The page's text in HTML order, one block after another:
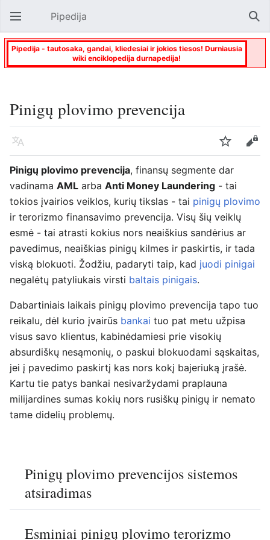
Atverti pagrindinį meniu Pipedija
Pipedija - tautosaka, gandai, kliedesiai ir jokios tiesos! Durniausia
wiki enciklopedija durnapedija!
Pinigų plovimo prevencija
Kalba Stebėti
Keisti
Pinigų plovimo prevencija, finansų segmente dar
vadinama AML arba Anti Money Laundering - tai
tokios įvairios veiklos, kurių tikslas - tai pinigų plovimo
ir terorizmo finansavimo prevencija. Visų šių veiklų
esmė - tai atrasti kokius nors neaiškius sandėrius ar
pavedimus, neaiškias pinigų kilmes ir paskirtis, ir tada
viską blokuoti. Žodžiu, padaryti taip, kad juodi pinigai
negalėtų patyliukais virsti baltais pinigais.
Dabartiniais laikais pinigų plovimo prevencija tapo tuo
reikalu, dėl kurio įvairūs bankai tuo pat metu užpisa
visus savo klientus, kabinėdamiesi prie visokių
absurdiškų nesąmonių, o paskui blokuodami sąskaitas,
jei į pavedimo paskirtį kas nors kokį bajeriuką įrašė.
Kartu tie patys bankai nesivaržydami praplauna
milijardines sumas kokių nors rusiškų pinigų ir nemato
tame didelių problemų.
Pinigų plovimo prevencijos sistemos
atsiradimas
Esminiai pinigų plovimo terorizmo